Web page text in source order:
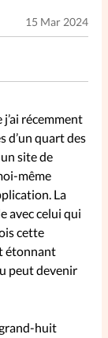
15 Mar 2024
récemment
d’un quart des
site de
même
La
avec celui qui
cette
étonnant
peut devenir
huit